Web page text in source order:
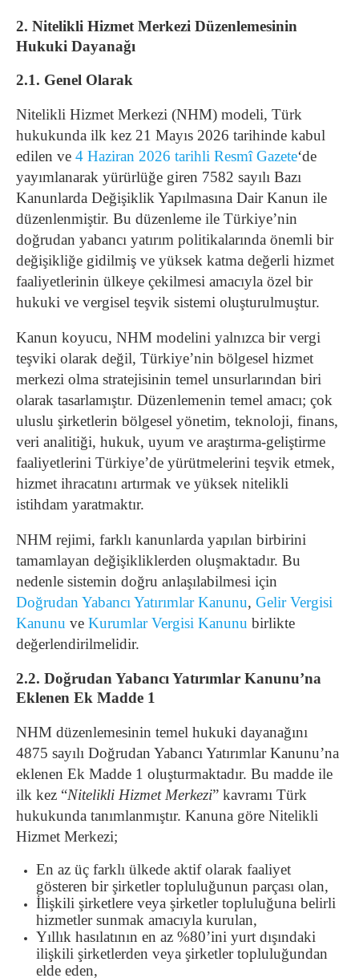
2. Nitelikli Hizmet Merkezi Düzenlemesinin
Hukuki Dayanağı
2.1. Genel Olarak
Nitelikli Hizmet Merkezi (NHM) modeli, Türk
hukukunda ilk kez 21 Mayıs 2026 tarihinde kabul
edilen ve 4 Haziran 2026 tarihli Resmî Gazete‘de
yayımlanarak yürürlüğe giren 7582 sayılı Bazı
Kanunlarda Değişiklik Yapılmasına Dair Kanun ile
düzenlenmiştir. Bu düzenleme ile Türkiye’nin
doğrudan yabancı yatırım politikalarında önemli bir
değişikliğe gidilmiş ve yüksek katma değerli hizmet
faaliyetlerinin ülkeye çekilmesi amacıyla özel bir
hukuki ve vergisel teşvik sistemi oluşturulmuştur.
Kanun koyucu, NHM modelini yalnızca bir vergi
teşviki olarak değil, Türkiye’nin bölgesel hizmet
merkezi olma stratejisinin temel unsurlarından biri
olarak tasarlamıştır. Düzenlemenin temel amacı; çok
uluslu şirketlerin bölgesel yönetim, teknoloji, finans,
veri analitiği, hukuk, uyum ve araştırma-geliştirme
faaliyetlerini Türkiye’de yürütmelerini teşvik etmek,
hizmet ihracatını artırmak ve yüksek nitelikli
istihdam yaratmaktır.
NHM rejimi, farklı kanunlarda yapılan birbirini
tamamlayan değişikliklerden oluşmaktadır. Bu
nedenle sistemin doğru anlaşılabilmesi için
Doğrudan Yabancı Yatırımlar Kanunu, Gelir Vergisi
Kanunu ve Kurumlar Vergisi Kanunu birlikte
değerlendirilmelidir.
2.2. Doğrudan Yabancı Yatırımlar Kanunu’na
Eklenen Ek Madde 1
NHM düzenlemesinin temel hukuki dayanağını
4875 sayılı Doğrudan Yabancı Yatırımlar Kanunu’na
eklenen Ek Madde 1 oluşturmaktadır. Bu madde ile
ilk kez “Nitelikli Hizmet Merkezi” kavramı Türk
hukukunda tanımlanmıştır. Kanuna göre Nitelikli
Hizmet Merkezi;
En az üç farklı ülkede aktif olarak faaliyet
gösteren bir şirketler topluluğunun parçası olan,
İlişkili şirketlere veya şirketler topluluğuna belirli
hizmetler sunmak amacıyla kurulan,
Yıllık hasılatının en az %80’ini yurt dışındaki
ilişkili şirketlerden veya şirketler topluluğundan
elde eden,